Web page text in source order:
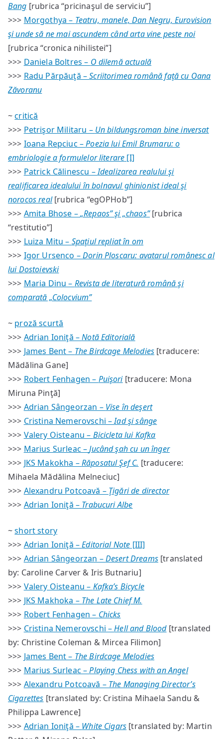
Bang [rubrica “pricinaşul de serviciu”]
>>> Morgothya – Teatru, manele, Dan Negru, Eurovision
şi unde să ne mai ascundem când arta vine peste noi
[rubrica “cronica nihilistei”]
>>> Daniela Boltres – O dilemă actuală
>>> Radu Părpăuţă –Scriitorimea română faţă cu Oana
Zăvoranu
~critică
>>> Petrişor Militaru – Un bildungsroman bine inversat
>>> Ioana Repciuc –Poezia lui Emil Brumaru: o
embriologie a formulelor literare [I]
>>> Patrick Călinescu –Idealizarea realului şi
realificarea idealului în bolnavul ghinionist ideal şi
norocos real[rubrica “egOPHob”]
>>> Amita Bhose –„Repaos” şi „chaos”[rubrica
“restitutio”]
>>> Luiza Mitu – Spaţiul repliat în om
>>> Igor Ursenco –Dorin Ploscaru: avatarul românesc al
lui Dostoievski
>>> Maria Dinu – Revista de literatură română şi
comparată „Colocvium”
~ proză scurtă
>>> Adrian Ioniţă –Notă Editorială
>>> James Bent – The Birdcage Melodies [traducere:
Mădălina Gane]
>>> Robert Fenhagen – Puişori[traducere: Mona
Miruna Pinţă]
>>> Adrian Sângeorzan – Vise în deşert
>>> Cristina Nemerovschi –Iad şi sânge
>>> Valery Oisteanu – Bicicleta lui Kafka
>>> Marius Surleac –Jucând şah cu un înger
>>> JKS Makokha –Răposatul Şef C. [traducere:
Mihaela Mădălina Melneciuc]
>>> Alexandru Potcoavă – Ţigări de director
>>> Adrian Ioniţă – Trabucuri Albe
~short story
>>> Adrian Ioniţă –Editorial Note [III]
>>> Adrian Sângeorzan –Desert Dreams[translated
by: Caroline Carver & Iris Butnariu]
>>> Valery Oisteanu – Kafka’s Bicycle
>>> JKS Makhoka – The Late Chief M.
>>> Robert Fenhagen – Chicks
>>> Cristina Nemerovschi –Hell and Blood[translated
by: Christine Coleman & Mircea Filimon]
>>> James Bent – The Birdcage Melodies
>>> Marius Surleac –Playing Chess with an Angel
>>> Alexandru Potcoavă – The Managing Director’s
Cigarettes [translated by: Cristina Mihaela Sandu &
Philippa Lawrence]
>>> Adrian Ioniţă – White Cigars [translated by: Martin